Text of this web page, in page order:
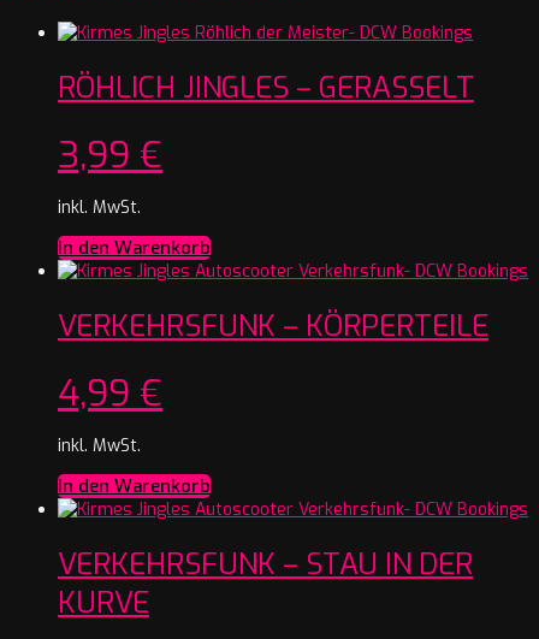
RÖHLICH JINGLES – GERASSELT
3,99 €
inkl. MwSt.
In den Warenkorb
VERKEHRSFUNK – KÖRPERTEILE
4,99 €
inkl. MwSt.
In den Warenkorb
VERKEHRSFUNK – STAU IN DER
KURVE